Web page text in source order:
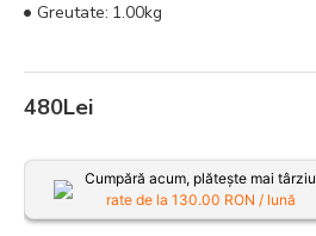
480Lei
Greutate: 1.00kg
Cumpără acum, plătește mai târziu
rate de la 130.00 RON / lună